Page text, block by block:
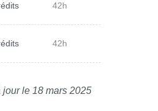
42h
42h
le 18 mars 2025